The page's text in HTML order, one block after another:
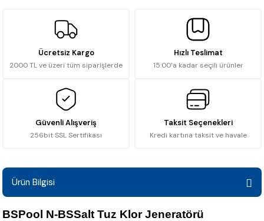
Ücretsiz Kargo
2000 TL ve üzeri tüm siparişlerde
Hızlı Teslimat
15:00’a kadar seçili ürünler
Güvenli Alışveriş
256bit SSL Sertifikası
Taksit Seçenekleri
Kredi kartına taksit ve havale
Ürün Bilgisi
BSPool N-BSSalt Tuz Klor Jeneratörü